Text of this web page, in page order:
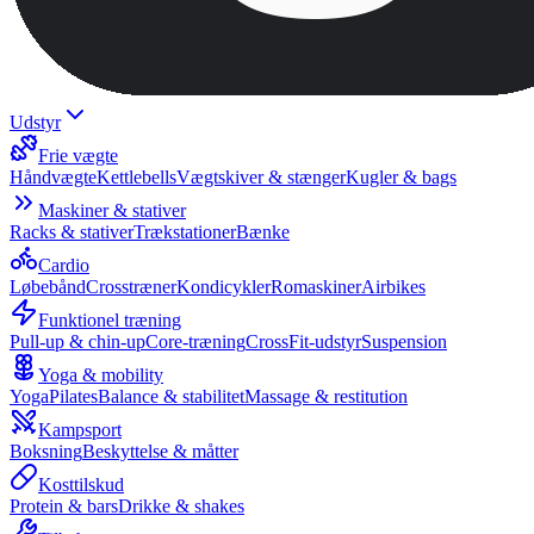
Udstyr
Frie vægte
HåndvægteKettlebellsVægtskiver & stængerKugler & bags
Maskiner & stativer
Racks & stativerTrækstationerBænke
Cardio
LøbebåndCrosstrænerKondicyklerRomaskinerAirbikes
Funktionel træning
Pull-up & chin-upCore-træningCrossFit-udstyrSuspension
Yoga & mobility
YogaPilatesBalance & stabilitetMassage & restitution
Kampsport
BoksningBeskyttelse & måtter
Kosttilskud
Protein & barsDrikke & shakes